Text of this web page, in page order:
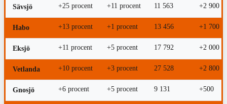
Sävsjö +25 procent +11 procent 11 563 +2 900
Habo +13 procent +1 procent 13 456 +1 700
Eksjö +11 procent +5 procent 17 792 +2 000
Vetlanda +10 procent +3 procent 27 528 +2 800
Gnosjö +6 procent +5 procent 9 131 +500